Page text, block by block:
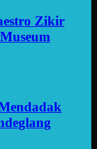
Zikir